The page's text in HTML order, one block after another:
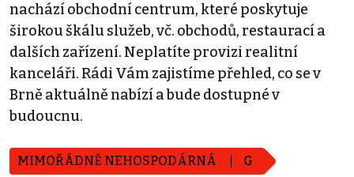
nachází obchodní centrum, které poskytuje
širokou škálu služeb, vč. obchodů, restaurací a
dalších zařízení. Neplatíte provizi realitní
kanceláři. Rádi Vám zajistíme přehled, co se v
Brně aktuálně nabízí a bude dostupné v
budoucnu.
MIMOŘÁDNĚ NEHOSPODÁRNÁ G